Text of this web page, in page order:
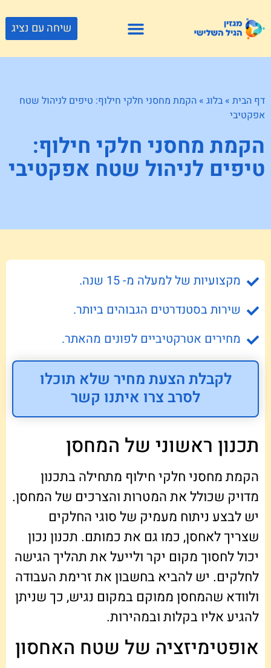
שיחה עם נציג
דף הבית » בלוג » הקמת מחסני חלקי חילוף: טיפים לניהול שטח
אפקטיבי
הקמת מחסני חלקי חילוף:
טיפים לניהול שטח אפקטיבי
מקצועיות של למעלה מ- 15 שנה.
שירות בסטנדרטים הגבוהים ביותר.
מחירים אטרקטיביים לפונים מהאתר.
לקבלת הצעת מחיר שלא תוכלו
לסרב צרו איתנו קשר
תכנון ראשוני של המחסן
הקמת מחסני חלקי חילוף מתחילה בתכנון
מדויק שכולל את המטרות והצרכים של המחסן.
יש לבצע ניתוח מעמיק של סוגי החלקים
שצריך לאחסן, כמו גם את כמותם. תכנון נכון
יכול לחסוך מקום יקר ולייעל את תהליך הגישה
לחלקים. יש להביא בחשבון את זרימת העבודה
ולוודא שהמחסן ממוקם במקום נגיש, כך שניתן
להגיע אליו בקלות ובמהירות.
אופטימיזציה של שטח האחסון